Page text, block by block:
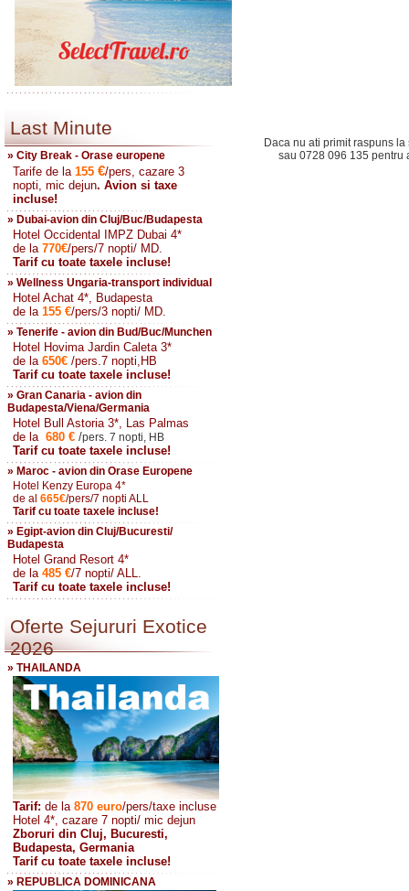
Last Minute
» City Break - Orase europene
Tarife de la 155 €/pers, cazare 3
nopti, mic dejun. Avion si taxe
incluse!
» Dubai-avion din Cluj/Buc/Budapesta
Hotel Occidental IMPZ Dubai 4*
de la 770€/pers/7 nopti/ MD.
Tarif cu toate taxele incluse!
» Wellness Ungaria-transport individual
Hotel Achat 4*, Budapesta
de la 155 €/pers/3 nopti/ MD.
» Tenerife - avion din Bud/Buc/Munchen
Hotel Hovima Jardin Caleta 3*
de la 650€ /pers.7 nopti,HB
Tarif cu toate taxele incluse!
» Gran Canaria - avion din
Budapesta/Viena/Germania
Hotel Bull Astoria 3*, Las Palmas
de la 680 € /pers. 7 nopti, HB
Tarif cu toate taxele incluse!
» Maroc - avion din Orase Europene
Hotel Kenzy Europa 4*
de al 665€/pers/7 nopti ALL
Tarif cu toate taxele incluse!
» Egipt-avion din Cluj/Bucuresti/
Budapesta
Hotel Grand Resort 4*
de la485 €/7 nopti/ ALL.
Tarif cu toate taxele incluse!
Oferte Sejururi Exotice
2026
» THAILANDA
Tarif: de la 870 euro/pers/taxe incluse
Hotel 4*, cazare 7 nopti/ mic dejun
Zboruri din Cluj, Bucuresti,
Budapesta, Germania
Tarif cu toate taxele incluse!
» REPUBLICA DOMINICANA
Daca nu ati primit raspuns
sau 0728 096 135 pentru